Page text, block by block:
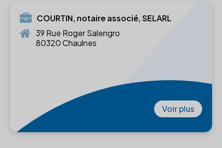
COURTIN, notaire associé, SELARL
39 Rue Roger Salengro
80320 Chaulnes
Voir plus